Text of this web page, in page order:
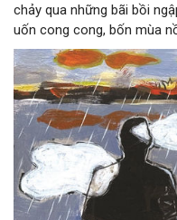
chảy qua những bãi bồi
uốn cong cong, bốn mùa
hoàng hôn, khi nắng đã
lại thẫm màu như có ai